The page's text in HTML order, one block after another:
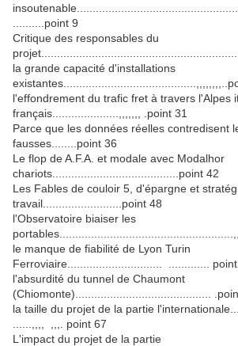
..........point 9
Critique des responsables du
la grande capacité d'installations
l'effondrement du trafic fret à travers l'Alpes
français.....................,,,,,,, .point 31
Parce que les données réelles contredisent
fausses........point 36
Le flop de A.F.A. et modale avec Modalhor
chariots........................................point 42
Les Fables de couloir 5, d'épargne et
travail.........................point 48
l'Observatoire biaiser les
le manque de fiabilité de Lyon Turin
Ferroviaire.............................. ............. point
l'absurdité du tunnel de Chaumont
(Chiomonte)...........................................
la taille du projet de la partie
......,,,, ,,,. point 67
L'impact du projet de la partie